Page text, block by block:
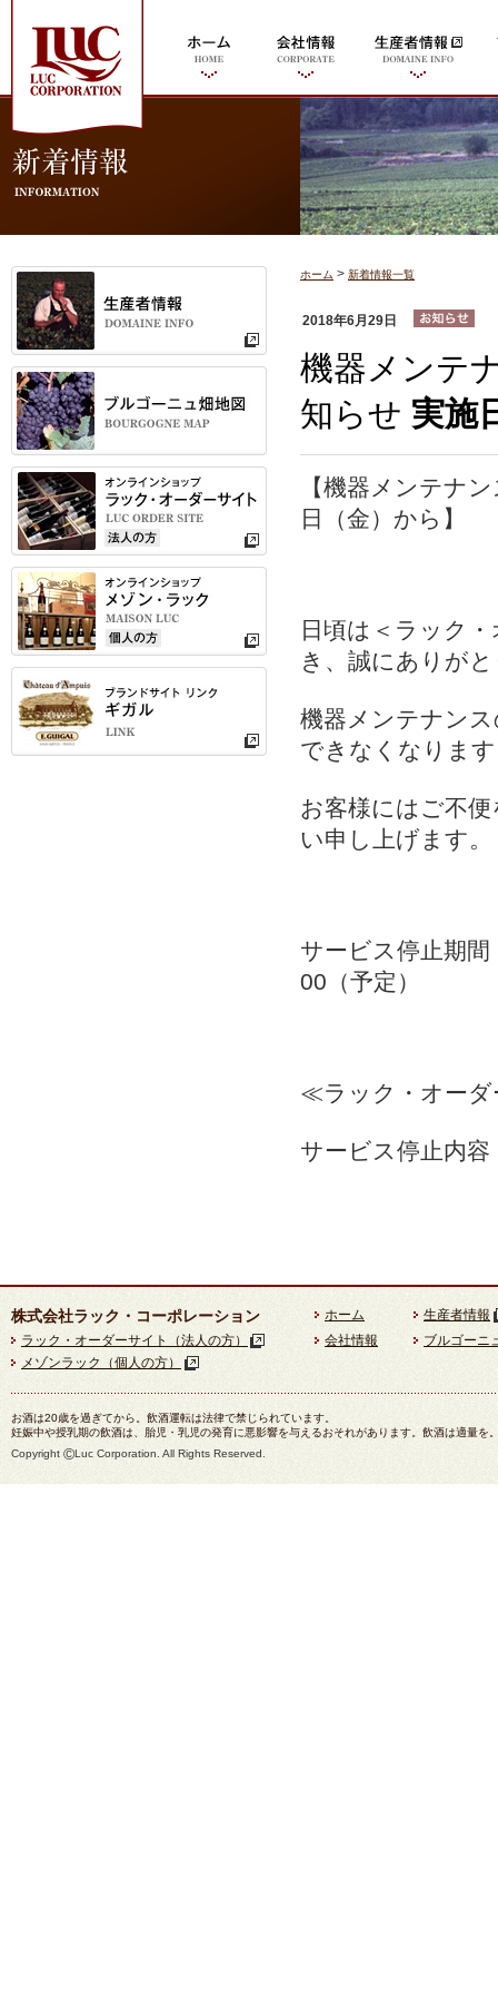
ホーム > 新着情報一覧
2018年6月29日
機器メンテ
知らせ 実施
【機器メンテナ
日（金）から 】
日頃は＜ラック
き、誠にありが
機器メンテナン
できなくなりま
お客様にはご不
い申し上げます。
サービス停止期
00（予定）
≪ラック・オー
サービス停止内
株式会社ラック・コーポレーション ホーム
生産者情報
ラック・オーダーサイト（法人の方）
会社情報
ブルゴーニ
メゾンラック（個人の方）
お酒は20歳を過ぎてから。飲酒運転は法律で禁じられています。
妊娠中や授乳期の飲酒は、胎児・乳児の発育に悪影響を与えるおそれがあります。飲酒は適量を
Copyright ©Luc Corporation. All Rights Reserved.